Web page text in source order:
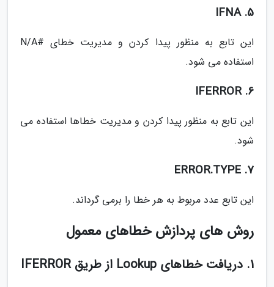
IFNA .5
این تابع به منظور پیدا کردن و مدیریت خطای #N/A
استفاده می شود.
IFERROR .6
این تابع به منظور پیدا کردن و مدیریت خطاها استفاده می
شود.
ERROR.TYPE .7
این تابع عدد مربوط به هر خطا را برمی گرداند.
روش های پردازش خطاهای معمول
1. دریافت خطاهای Lookup از طریق IFERROR